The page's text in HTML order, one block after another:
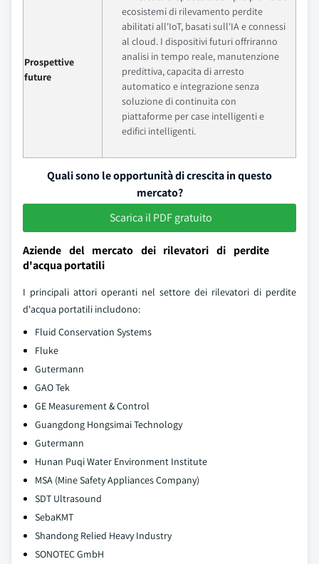
Prospettive
future
ecosistemi di rilevamento perdite
abilitati all'IoT, basati sull'IA e connessi
al cloud. I dispositivi futuri offriranno
analisi in tempo reale, manutenzione
predittiva, capacita di arresto
automatico e integrazione senza
soluzione di continuita con
piattaforme per case intelligenti e
edifici intelligenti.
Quali sono le opportunità di crescita in questo
mercato?
Scarica il PDF gratuito
Aziende del mercato dei rilevatori di perdite
d'acqua portatili
I principali attori operanti nel settore dei rilevatori di perdite
d'acqua portatili includono:
Fluid Conservation Systems
Fluke
Gutermann
GAO Tek
GE Measurement & Control
Guangdong Hongsimai Technology
Gutermann
Hunan Puqi Water Environment Institute
MSA (Mine Safety Appliances Company)
SDT Ultrasound
SebaKMT
Shandong Relied Heavy Industry
SONOTEC GmbH